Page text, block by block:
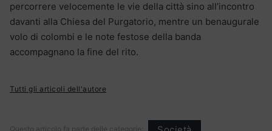
percorrere velocemente le vie della città sino all’incontro
davanti alla Chiesa del Purgatorio, mentre un benaugurale
volo di colombi e le note festose della banda
accompagnano la fine del rito.
Tutti gli articoli dell'autore
Questo articolo fa parte delle categorie: